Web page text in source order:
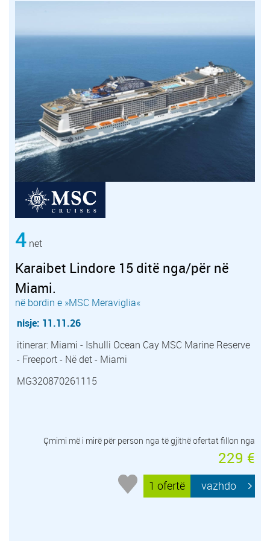
4 net
Karaibet Lindore 15 ditë nga/për në
Miami.
në bordin e »MSC Meraviglia«
nisje: 11.11.26
itinerar: Miami - Ishulli Ocean Cay MSC Marine Reserve
- Freeport - Në det - Miami
MG320870261115
Çmimi më i mirë për person nga të gjithë ofertat fillon nga
229 €
1 ofertë vazhdo